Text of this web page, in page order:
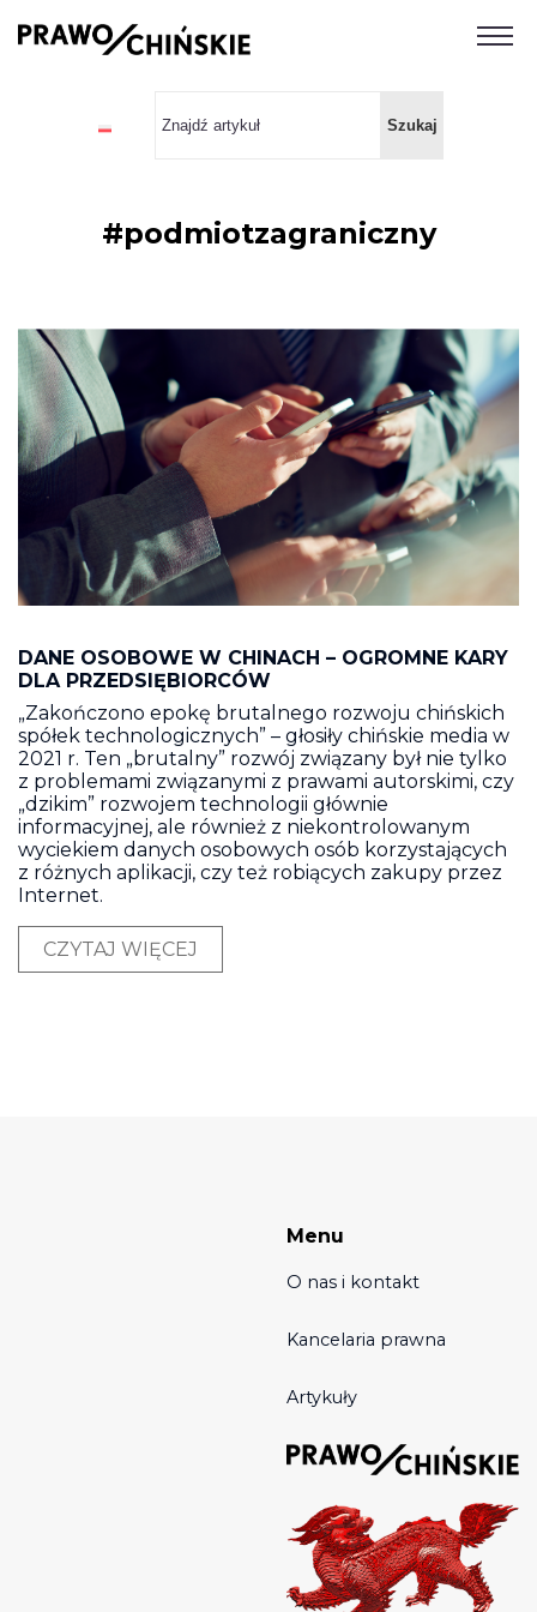
#podmiotzagraniczny
DANE OSOBOWE W CHINACH – OGROMNE KARY
DLA PRZEDSIĘBIORCÓW
„Zakończono epokę brutalnego rozwoju chińskich
spółek technologicznych” – głosiły chińskie media w
2021 r. Ten „brutalny” rozwój związany był nie tylko
z problemami związanymi z prawami autorskimi, czy
„dzikim” rozwojem technologii głównie
informacyjnej, ale również z niekontrolowanym
wyciekiem danych osobowych osób korzystających
z różnych aplikacji, czy też robiących zakupy przez
Internet.
CZYTAJ WIĘCEJ
Menu
O nas i kontakt
Kancelaria prawna
Artykuły